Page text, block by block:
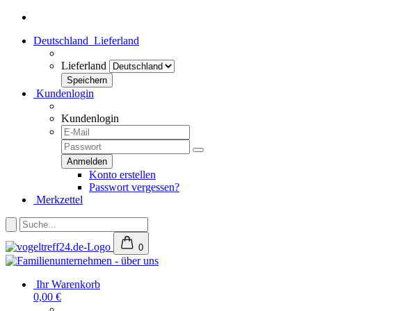
Deutschland Lieferland
Lieferland
Kundenlogin
Kundenlogin
Konto erstellen
Passwort vergessen?
Merkzettel
0
Ihr Warenkorb
0,00 €